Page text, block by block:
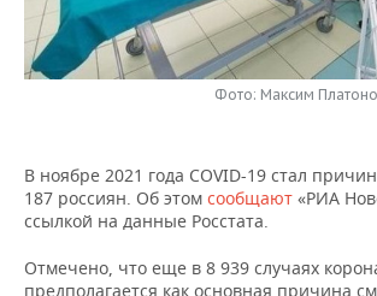
НЕФТЕХИМИЯ
НЕФТЬ
ЭНЕРГЕТИКА
РОЗНИЧНАЯ ТОРГОВЛЯ
НОВОСТИ ТЕХНОЛОГИЙ
ТЕЛЕКОММУНИКАЦИИ
МЕРОПРИЯТИЯ
НОВОСТИ МЕРОПРИЯТИЙ
БИЗНЕС-БРАНЧИ
ONLINE-КОНФЕРЕНЦИИ
ФУТБОЛ
ХОККЕЙ
НОВОСТИ ОБЩЕСТВА
ВЛАСТЬ
ФОТОГАЛЕРЕЯ
СЮЖЕТЫ
Фото: Максим
В ноябре 2021 года COVID-19 стал
187 россиян. Об этом сообщают «РИА
ссылкой на данные Росстата.
Отмечено, что еще в 8 939 случаях
предполагается как основная причина